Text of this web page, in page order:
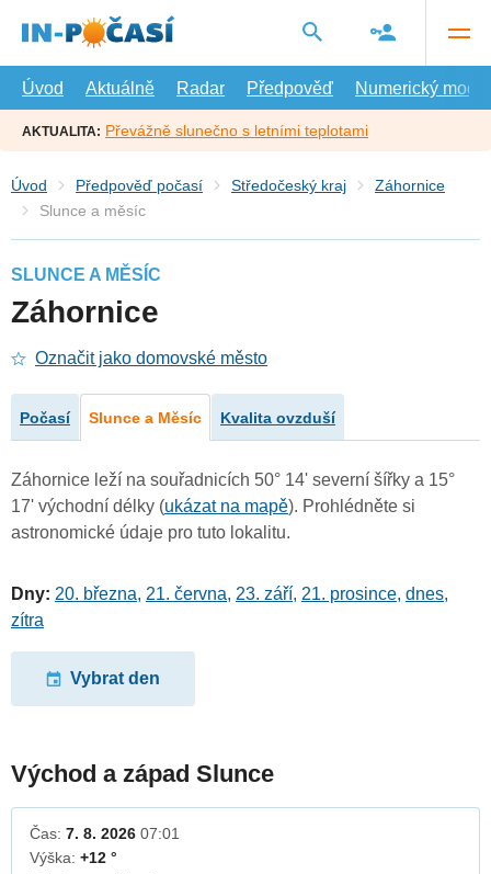
hlavní
Úvod
Aktuálně Radar Předpověď Numerický model
AKTUALITA: Převážně slunečno s letními teplotami
Úvod Předpověď počasí Středočeský kraj
Záhornice
Slunce a měsíc
SLUNCE A MĚSÍC
Záhornice
Označit jako domovské město
Počasí Slunce a Měsíc Kvalita ovzduší
Záhornice leží na souřadnicích 50° 14' severní šířky a 15°
17' východní délky (ukázat na mapě). Prohlédněte si
astronomické údaje pro tuto lokalitu.
Dny: 20. března, 21. června, 23. září, 21. prosince, dnes,
zítra
Vybrat den
Východ a západ Slunce
Čas: 7. 8. 2026 07:01
Výška: +12 °